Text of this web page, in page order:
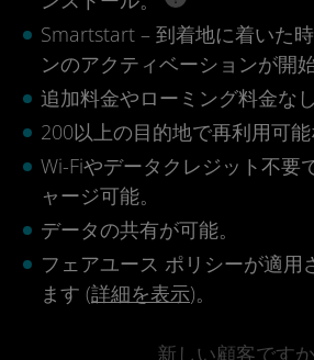
Smartstart – 到着地に着いた
ンのアクティベーションが開
追加料金やローミング料金な
200以上の目的地で再利用可能
Wi-Fiやデータクレジット不要
ャージ可能。
データの共有が可能。
フェアユース ポリシーが適用
ます (詳細を表示)。
新しい顧客ですか